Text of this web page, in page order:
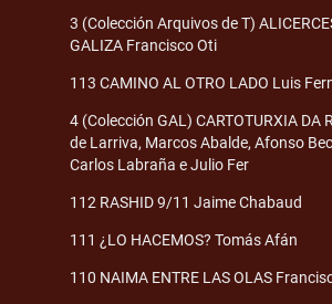
3 (Colección Arquivos de T)
GALIZA Francisco Oti
113 CAMINO AL OTRO LADO Luis
4 (Colección GAL) CARTOTURXIA DA
de Larriva, Marcos Abalde, Afonso
Carlos Labraña e Julio Fer
112 RASHID 9/11 Jaime Chabaud
111 ¿LO HACEMOS? Tomás Afán
110 NAIMA ENTRE LAS OLAS